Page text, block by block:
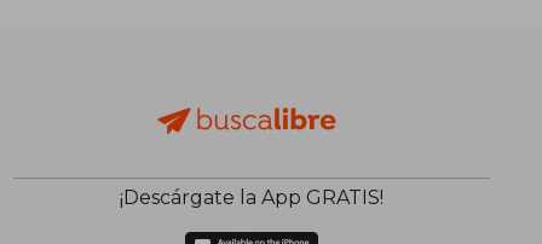
¡Descárgate la App GRATIS!